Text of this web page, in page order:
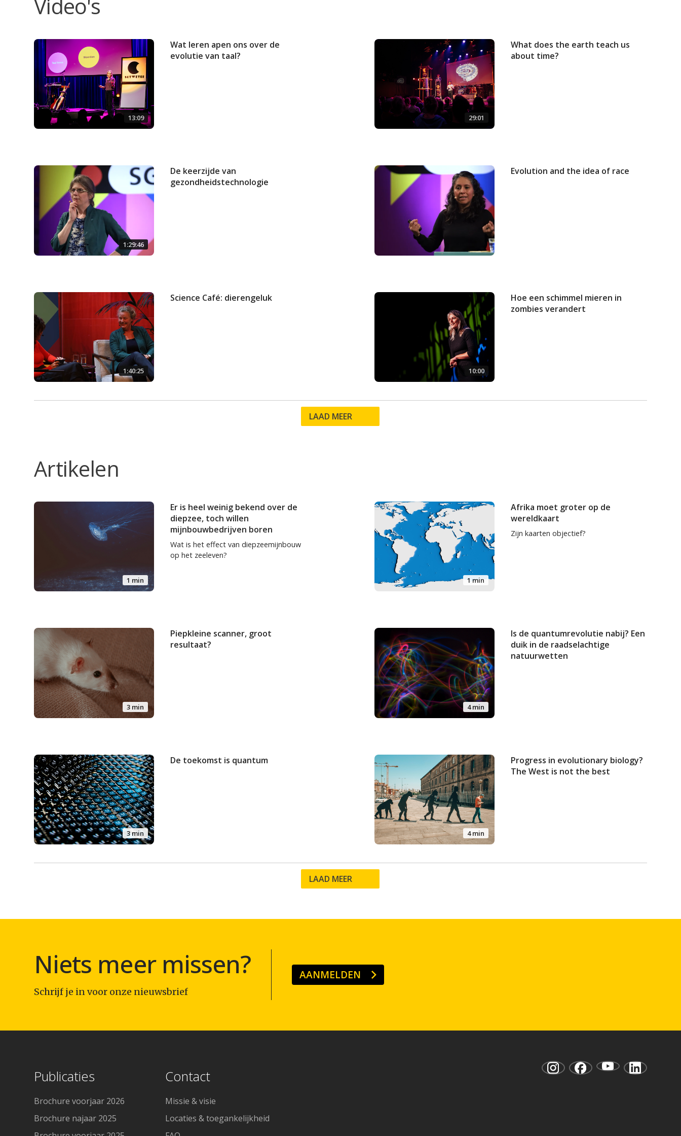
Video's
13:09
Wat leren apen ons over de
evolutie van taal?
29:01
What does the earth teach us
about time?
1:29:46
De keerzijde van
gezondheidstechnologie
Evolution and the idea of race
1:40:25
Science Café: dierengeluk
10:00
Hoe een schimmel mieren in
zombies verandert
LAAD MEER
Artikelen
1 min
Er is heel weinig bekend over de
diepzee, toch willen
mijnbouwbedrijven boren
Wat is het effect van diepzeemijnbouw
op het zeeleven?
1 min
Afrika moet groter op de
wereldkaart
Zijn kaarten objectief?
3 min
Piepkleine scanner, groot
resultaat?
4 min
Is de quantumrevolutie nabij? Een
duik in de raadselachtige
natuurwetten
3 min
De toekomst is quantum
4 min
Progress in evolutionary biology?
The West is not the best
LAAD MEER
Niets meer missen?
Schrijf je in voor onze nieuwsbrief
AANMELDEN
Publicaties
Brochure voorjaar 2026
Brochure najaar 2025
Contact
Missie & visie
Locaties & toegankelijkheid